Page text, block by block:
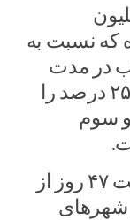
میلیارد و ۲۱۰ میلیون
که نسبت به
در مدت
مشابه سال گذشته، افتی معادل ۲۵ درصد را
سوم
روزنامه اطلاعات نوشت: با گذشت ۴۷ روز از
شهرهای